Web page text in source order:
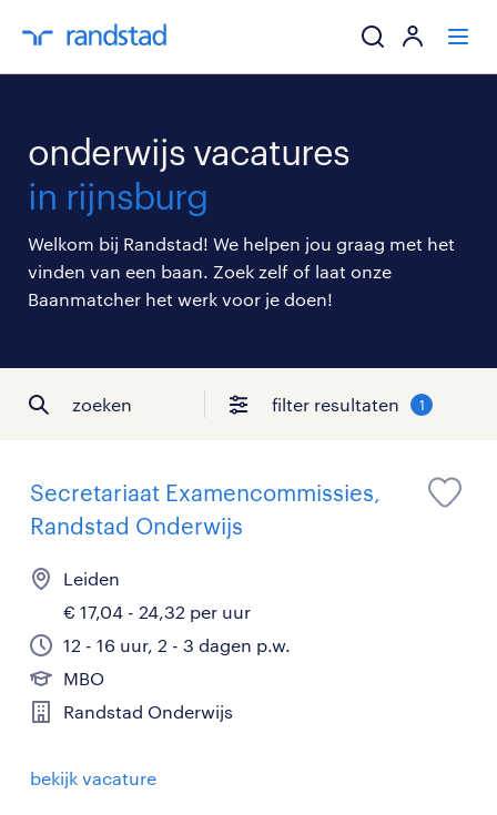
mijn carrière
over randstad
onderwijs vacatures
in rijnsburg
Welkom bij Randstad! We helpen jou graag met het
vinden van een baan. Zoek zelf of laat onze
Baanmatcher het werk voor je doen!
zoeken filter resultaten 1
Secretariaat Examencommissies,
Randstad Onderwijs
Leiden
€ 17,04 - 24,32 per uur
12 - 16 uur, 2 - 3 dagen p.w.
MBO
Randstad Onderwijs
bekijk vacature